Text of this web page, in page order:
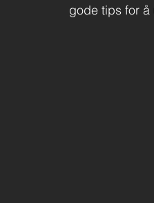
gode tips for